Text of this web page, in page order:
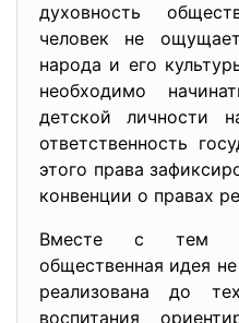
духовность
человек не
народа и его
необходимо
детской личности
ответственность
этого права
конвенции о правах
Вместе с тем
общественная идея
реализована до
воспитания